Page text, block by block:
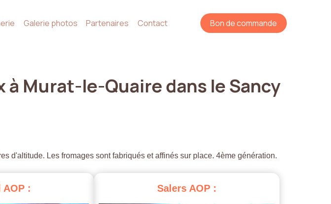
Galerie photos Partenaires Contact Bon de commande
à Murat-le-Quairedans leSancy
d'altitude. Les fromages sont fabriqués et affinés sur place. 4ème génération.
AOP : Salers AOP :